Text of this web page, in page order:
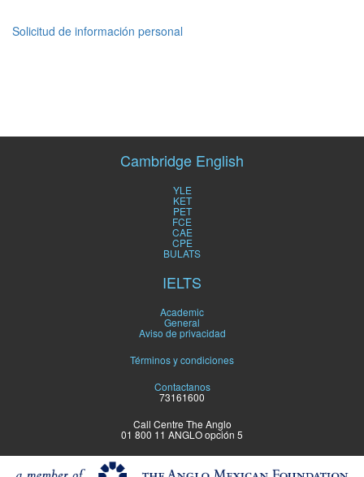
Solicitud de información personal
Cambridge English
YLE
KET
PET
FCE
CAE
CPE
BULATS
IELTS
Academic
General
Aviso de privacidad
Términos y condiciones
Contactanos
73161600
Call Centre The Anglo
01 800 11 ANGLO opción 5